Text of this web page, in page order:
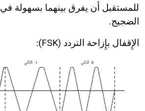
للمستقبل أن يفرق بينهما بسهولة
الضجيج.
الإِقفال بإِزاحة التردد (FSK)
: